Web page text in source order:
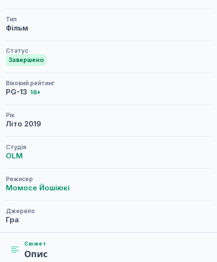
Тип
Фільм
Статус
Завершено
Віковий рейтинг
PG-13 16+
Рік
Літо 2019
Студія
OLM
Режисер
Момосе Йошіюкі
Джерело
Гра
Сюжет
Опис